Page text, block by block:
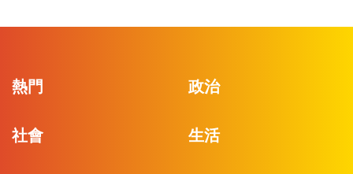
熱門 政治
社會 生活